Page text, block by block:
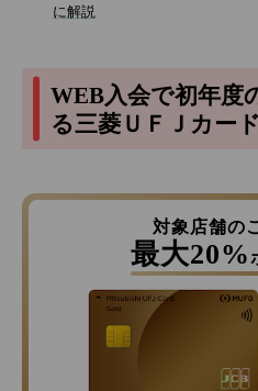
に解説
WEB入会で初年度
る三菱ＵＦＪカー
対象店舗の
最大20%